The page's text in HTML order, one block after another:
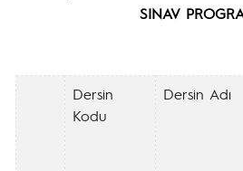
SINAV
Dersin
Kodu
Dersin Adı